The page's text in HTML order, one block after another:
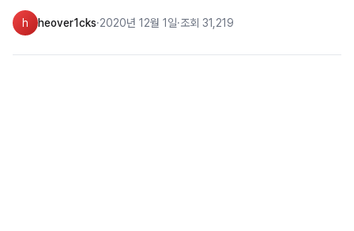
h heover1cks·2020년 12월 1일·조회 31,219